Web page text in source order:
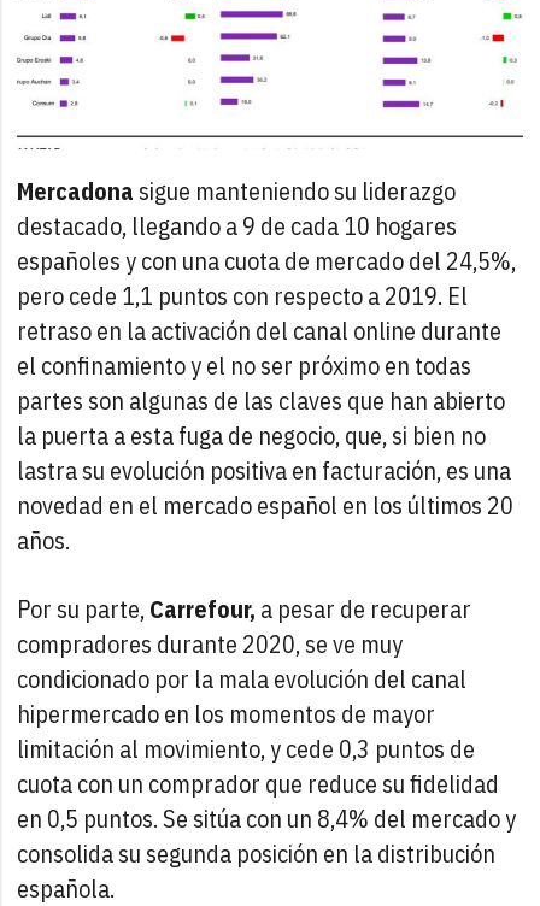
Mercadona sigue manteniendo su liderazgo
destacado, llegando a 9 de cada 10 hogares
españoles y con una cuota de mercado del 24,5%,
pero cede 1,1 puntos con respecto a 2019. El
retraso en la activación del canal online durante
el confinamiento y el no ser próximo en todas
partes son algunas de las claves que han abierto
la puerta a esta fuga de negocio, que, si bien no
lastra su evolución positiva en facturación, es una
novedad en el mercado español en los últimos 20
años.
Por su parte,Carrefour, a pesar de recuperar
compradores durante 2020, se ve muy
condicionado por la mala evolución del canal
hipermercado en los momentos de mayor
limitación al movimiento, y cede 0,3 puntos de
cuota con un comprador que reduce su fidelidad
en 0,5 puntos. Se sitúa con un 8,4% del mercado y
consolida su segunda posición en la distribución
española.